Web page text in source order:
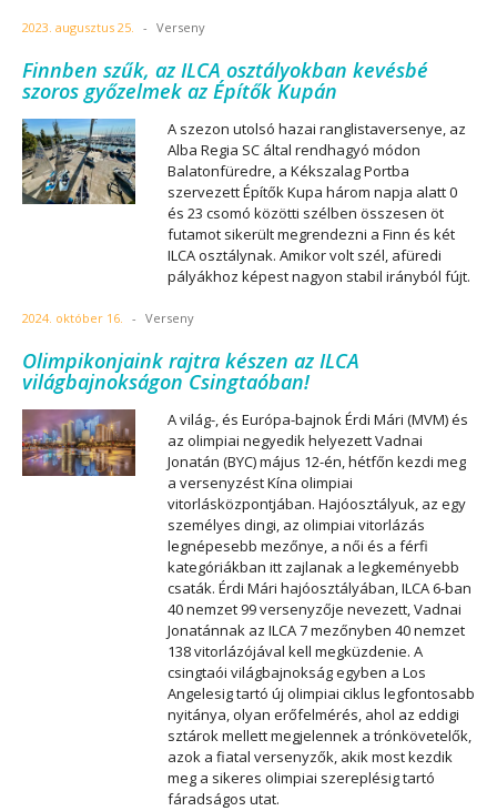
2023. augusztus 25. - Verseny
Finnben szűk, az ILCA osztályokban kevésbé
szoros győzelmek az Építők Kupán
A szezon utolsó hazai ranglistaversenye, az
Alba Regia SC által rendhagyó módon
Balatonfüredre, a Kékszalag Portba
szervezett Építők Kupa három napja alatt 0
és 23 csomó közötti szélben összesen öt
futamot sikerült megrendezni a Finn és két
ILCA osztálynak. Amikor volt szél, afüredi
pályákhoz képest nagyon stabil irányból fújt.
2024. október 16. - Verseny
Olimpikonjaink rajtra készen az ILCA
világbajnokságon Csingtaóban!
A világ-, és Európa-bajnok Érdi Mári (MVM) és
az olimpiai negyedik helyezett Vadnai
Jonatán (BYC) május 12-én, hétfőn kezdi meg
a versenyzést Kína olimpiai
vitorlásközpontjában. Hajóosztályuk, az egy
személyes dingi, az olimpiai vitorlázás
legnépesebb mezőnye, a női és a férfi
kategóriákban itt zajlanak a legkeményebb
csaták. Érdi Mári hajóosztályában, ILCA 6-ban
40 nemzet 99 versenyzője nevezett, Vadnai
Jonatánnak az ILCA 7 mezőnyben 40 nemzet
138 vitorlázójával kell megküzdenie. A
csingtaói világbajnokság egyben a Los
Angelesig tartó új olimpiai ciklus legfontosabb
nyitánya, olyan erőfelmérés, ahol az eddigi
sztárok mellett megjelennek a trónkövetelők,
azok a fiatal versenyzők, akik most kezdik
meg a sikeres olimpiai szereplésig tartó
fáradságos utat.